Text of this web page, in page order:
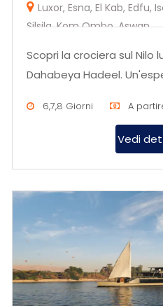
Luxor, Esna, El Kab, Edfu,
Silsila, Kom Ombo, Aswan
Scopri la crociera sul Nilo
Dahabeya Hadeel.
6,7,8 Giorni A
Vedi